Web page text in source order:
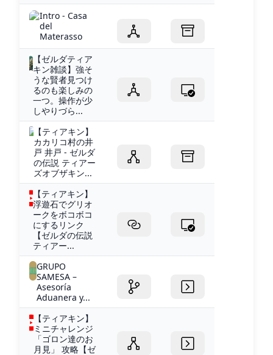
Intro - Casa
del
Materasso
【ゼルダティア
キン雑談】強そ
うな賢者見つけ
るのも楽しみの
一つ。操作が少
しやりづら...
【ティアキン】
カカリコ村の井
戸 井戸 - ゼルダ
の伝説 ティアー
ズオブザキン...
【ティアキン】
浮遊石でグリオ
ークをボコボコ
にするリンク
【ゼルダの伝説
ティアー...
GRUPO
SAMESA –
Asesoría
Aduanera y...
【ティアキン】
ミニチャレンジ
「ゴロン達のお
月見」 攻略【ゼ